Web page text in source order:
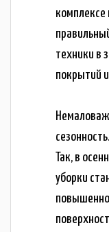
комплексе
техники в
покрытий
сезонность.
Так, в
уборки